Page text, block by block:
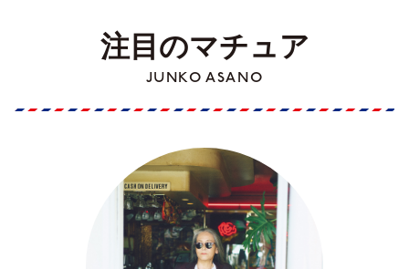
注目のマチュア
JUNKO ASANO